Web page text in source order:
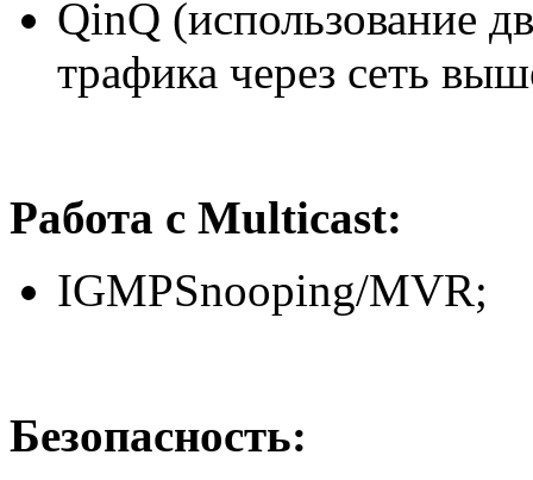
QinQ (использование
трафика через сеть
Работа с Multicast:
IGMPSnooping/MVR;
Безопасность: